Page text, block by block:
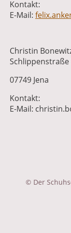
Kontakt:
E-Mail:
Christin
Schlippenstraße
07749 Jena
Kontakt:
E-Mail:
© Der